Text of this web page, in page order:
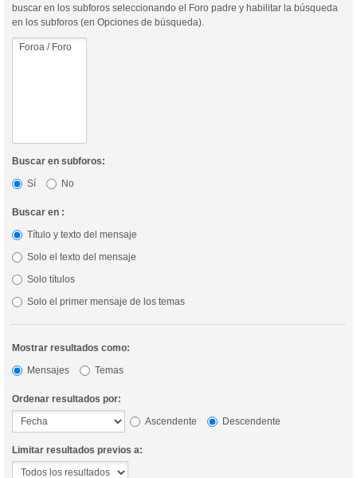
buscar en los subforos seleccionando el Foro padre y habilitar la búsqueda
en los subforos (en Opciones de búsqueda).
Buscar en subforos:
Sí
No
Buscar en :
Título y texto del mensaje
Solo el texto del mensaje
Solo títulos
Solo el primer mensaje de los temas
Mostrar resultados como:
Mensajes
Temas
Ordenar resultados por:
Ascendente
Descendente
Limitar resultados previos a: